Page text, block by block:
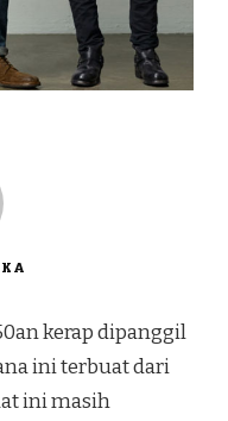
kerap dipanggil
ini terbuat dari
ini masih